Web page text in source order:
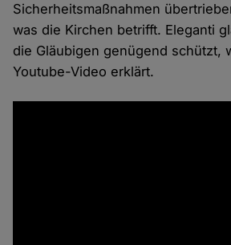
Sicherheitsmaßnahmen
was die Kirchen betrifft. Eleganti
die Gläubigen genügend schützt,
Youtube-Video erklärt.